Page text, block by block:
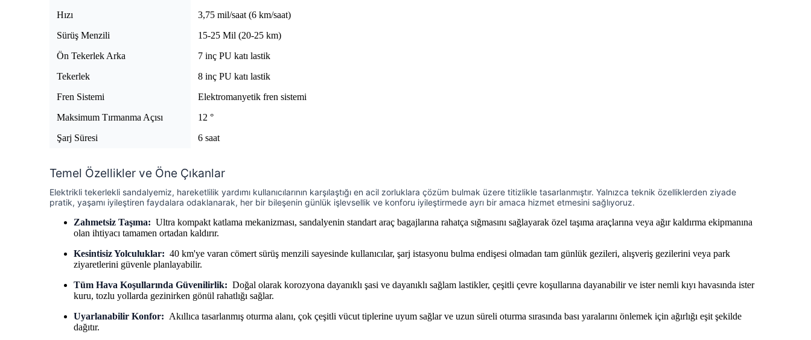
Hızı
3,75 mil/saat (6 km/saat)
Sürüş Menzili
15-25 Mil (20-25 km)
Ön Tekerlek Arka
7 inç PU katı lastik
Tekerlek
8 inç PU katı lastik
Fren Sistemi
Elektromanyetik fren sistemi
Maksimum Tırmanma Açısı
12 °
Şarj Süresi
6 saat
Temel Özellikler ve Öne Çıkanlar
Elektrikli tekerlekli sandalyemiz, hareketlilik yardımı kullanıcılarının karşılaştığı en acil zorluklara çözüm bulmak üzere titizlikle tasarlanmıştır. Yalnızca teknik özelliklerden ziyade
pratik, yaşamı iyileştiren faydalara odaklanarak, her bir bileşenin günlük işlevsellik ve konforu iyileştirmede ayrı bir amaca hizmet etmesini sağlıyoruz.
Zahmetsiz Taşıma: Ultra kompakt katlama mekanizması, sandalyenin standart araç bagajlarına rahatça sığmasını sağlayarak özel taşıma araçlarına veya ağır kaldırma ekipmanına
olan ihtiyacı tamamen ortadan kaldırır.
Kesintisiz Yolculuklar: 40 km'ye varan cömert sürüş menzili sayesinde kullanıcılar, şarj istasyonu bulma endişesi olmadan tam günlük gezileri, alışveriş gezilerini veya park
ziyaretlerini güvenle planlayabilir.
Tüm Hava Koşullarında Güvenilirlik: Doğal olarak korozyona dayanıklı şasi ve dayanıklı sağlam lastikler, çeşitli çevre koşullarına dayanabilir ve ister nemli kıyı havasında ister
kuru, tozlu yollarda gezinirken gönül rahatlığı sağlar.
Uyarlanabilir Konfor: Akıllıca tasarlanmış oturma alanı, çok çeşitli vücut tiplerine uyum sağlar ve uzun süreli oturma sırasında bası yaralarını önlemek için ağırlığı eşit şekilde
dağıtır.